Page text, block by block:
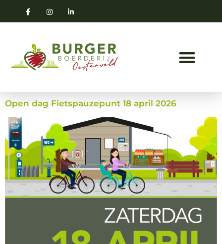
Open dag Fietspauzepunt 18 april 2026